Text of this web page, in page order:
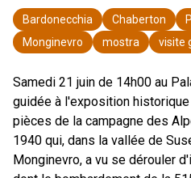
Bardonecchia Chaberton
Monginevro
mostra visite
Samedi 21 juin de 14h00 au
guidée à l'exposition
pièces de la campagne des
1940 qui, dans la vallée de
Monginevro, a vu se dérouler